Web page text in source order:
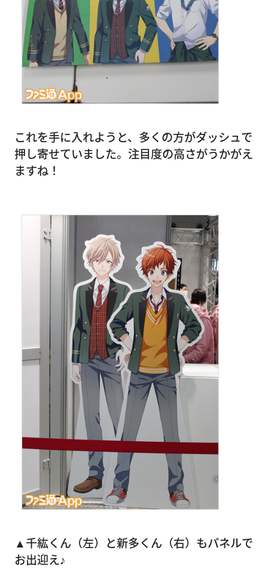
これを手に入れようと、多くの方がダッシュで
押し寄せていました。注目度の高さがうかがえ
ますね！
▲千紘くん（左）と新多くん（右）もパネルで
お出迎え♪